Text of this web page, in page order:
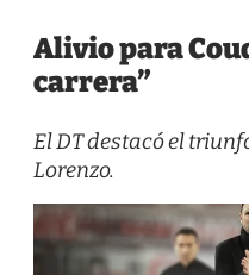
Alivio para
carrera”
El DT destacó el
Lorenzo.